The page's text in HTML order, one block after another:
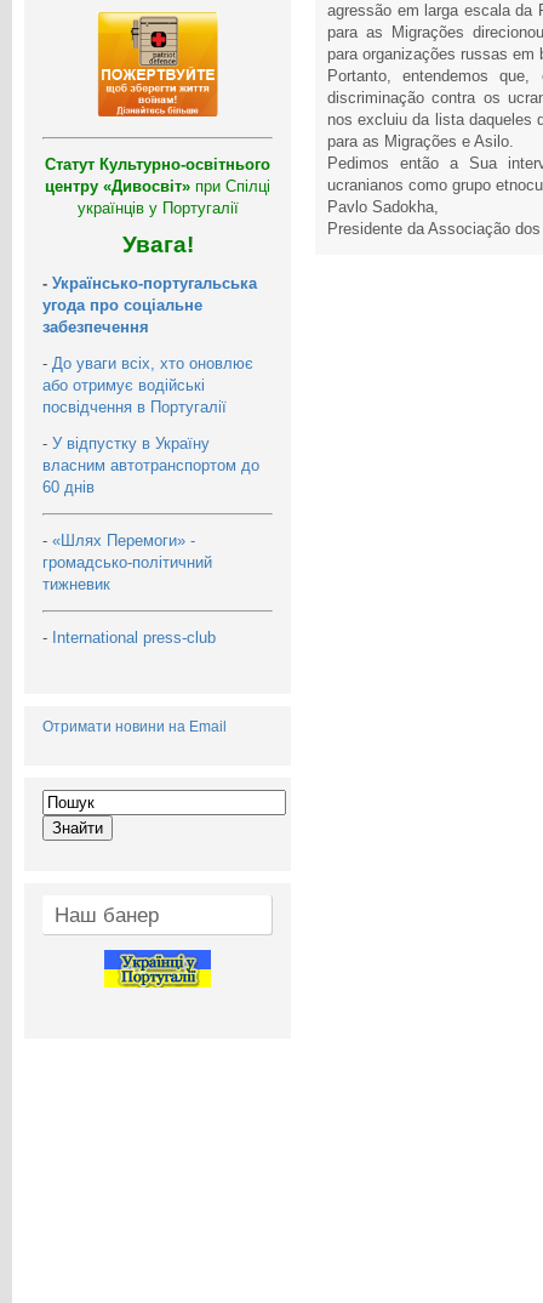
Статут Культурно-освітнього
центру «Дивосвіт» при Спілці
українців у Португалії
Увага!
- Українсько-португальська
угода про соціальне
забезпечення
- До уваги всіх, хто оновлює
або отримує водійські
посвідчення в Португалії
- У відпустку в Україну
власним автотранспортом до
60 днів
- «Шлях Перемоги» -
громадсько-політичний
тижневик
- International press-club
Отримати новини на Email
Наш банер
agressão em larga escala da
para as Migrações
para organizações russas em
Portanto, entendemos
discriminação contra os
nos excluiu da lista daqueles
para as Migrações e Asilo.
Pedimos então a Sua
ucranianos como grupo
Pavlo Sadokha,
Presidente da Associação